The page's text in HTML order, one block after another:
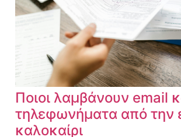
Ποιοι λαμβάνουν email
τηλεφωνήματα από την
καλοκαίρι